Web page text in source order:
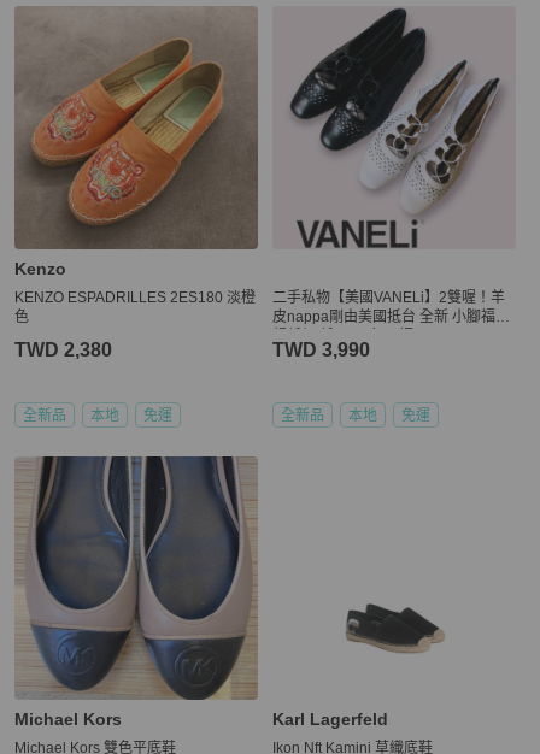
Kenzo
KENZO ESPADRILLES 2ES180 淡橙
色
TWD 2,380
全新品 本地 免運
二手私物【美國VANELi】2雙喔！羊
皮nappa剛由美國抵台 全新 小腳福音
TWD 3,990
全新品 本地 免運
Michael Kors
Michael Kors 雙色平底鞋
Karl Lagerfeld
Ikon Nft Kamini 草織底鞋